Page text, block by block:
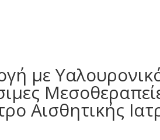
με
Αισθητικής